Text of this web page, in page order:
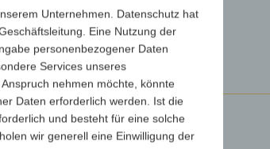
mm
& flammhemmend
Variante Mindestmenge
250
Unternehmen. Datenschutz hat
Eine Nutzung der
personenbezogener Daten
Services unseres
nehmen möchte, könnte
Daten erforderlich werden. Ist die
und besteht für eine solche
wir generell eine Einwilligung der